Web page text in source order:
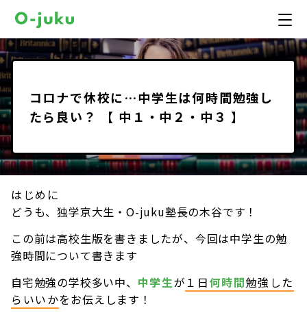
コロナで休校に…中学生は何時間勉強し
たら良い？ 【 中１・中２・中３ 】
はじめに
どうも、独学京大生・O-juku塾長の木谷です！
この前は高校生版を書きましたが、今回は中学生の勉
強時間について書きます
自宅勉強の学校多い中、 中学生が １日何時間勉強した
らいいかをお伝えします！